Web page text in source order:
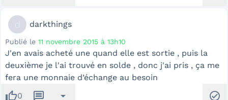
darkthings
Publié le 11 novembre 2015 à 13h10
J'en avais acheté une quand elle est sortie , puis la
deuxième je l'ai trouvé en solde , donc j'ai pris , ça me
fera une monnaie d’échange au besoin
thumb_up0 message arrow_drop_down check_circle